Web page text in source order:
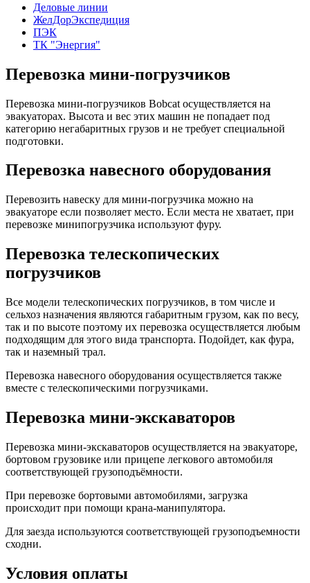
Деловые линии
ЖелДорЭкспедиция
ПЭК
ТК "Энергия"
Перевозка мини-погрузчиков
Перевозка мини-погрузчиков Bobcat осуществляется на
эвакуаторах. Высота и вес этих машин не попадает под
категорию негабаритных грузов и не требует специальной
подготовки.
Перевозка навесного оборудования
Перевозить навеску для мини-погрузчика можно на
эвакуаторе если позволяет место. Если места не хватает, при
перевозке минипогрузчика используют фуру.
Перевозка телескопических
погрузчиков
Все модели телескопических погрузчиков, в том числе и
сельхоз назначения являются габаритным грузом, как по весу,
так и по высоте поэтому их перевозка осуществляется любым
подходящим для этого вида транспорта. Подойдет, как фура,
так и наземный трал.
Перевозка навесного оборудования осуществляется также
вместе с телескопическими погрузчиками.
Перевозка мини-экскаваторов
Перевозка мини-экскаваторов осуществляется на эвакуаторе,
бортовом грузовике или прицепе легкового автомобиля
соответствующей грузоподъёмности.
При перевозке бортовыми автомобилями, загрузка
происходит при помощи крана-манипулятора.
Для заезда используются соответствующей грузоподъемности
сходни.
Условия оплаты